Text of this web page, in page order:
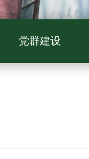
党群建设